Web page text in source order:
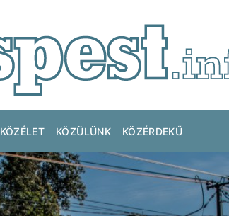
KÖZÉLET KÖZÜLÜNK KÖZÉRDEKŰ